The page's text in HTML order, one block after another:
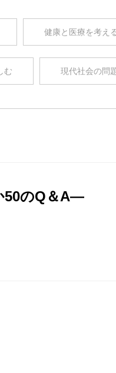
健康と医療を考え
む 現代社会の問
50のQ＆A―